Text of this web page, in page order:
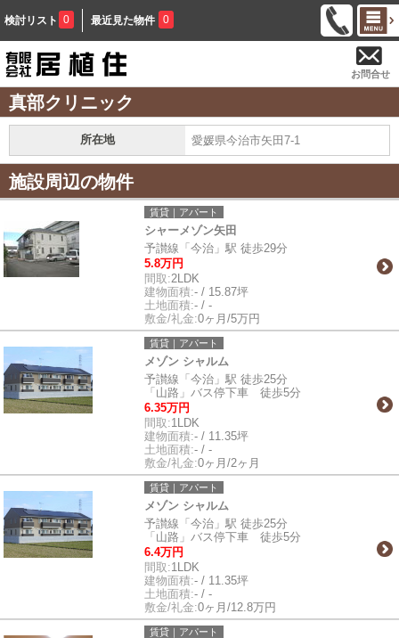
検討リスト 0 最近見た物件 0
お問合せ
真部クリニック
所在地 愛媛県今治市矢田7-1
施設周辺の物件
賃貸｜アパート
シャーメゾン矢田
予讃線「今治」駅 徒歩29分
5.8万円
間取:2LDK
建物面積:- / 15.87坪
土地面積:- / -
敷金/礼金:0ヶ月/5万円
賃貸｜アパート
メゾン シャルム
予讃線「今治」駅 徒歩25分
「山路」バス停下車 徒歩5分
6.35万円
間取:1LDK
建物面積:- / 11.35坪
土地面積:- / -
敷金/礼金:0ヶ月/2ヶ月
賃貸｜アパート
メゾン シャルム
予讃線「今治」駅 徒歩25分
「山路」バス停下車 徒歩5分
6.4万円
間取:1LDK
建物面積:- / 11.35坪
土地面積:- / -
敷金/礼金:0ヶ月/12.8万円
賃貸｜アパート